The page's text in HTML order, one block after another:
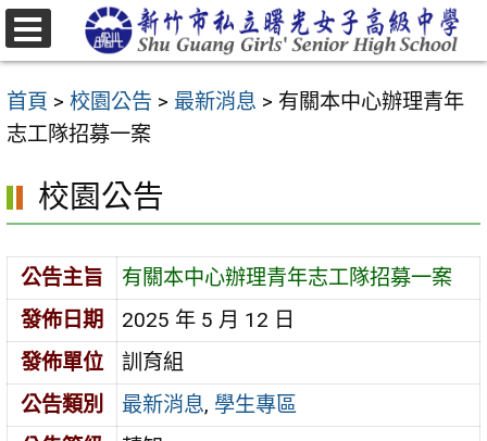
跳
至
要
內
區
首頁 > 校園公告 > 最新消息 > 有關本中心辦理青年
志工隊招募一案
校園公告
公告主旨
有關本中心辦理青年志工隊招募一案
發佈日期
2025 年 5 月 12 日
發佈單位
訓育組
公告類別
最新消息, 學生專區
選
單